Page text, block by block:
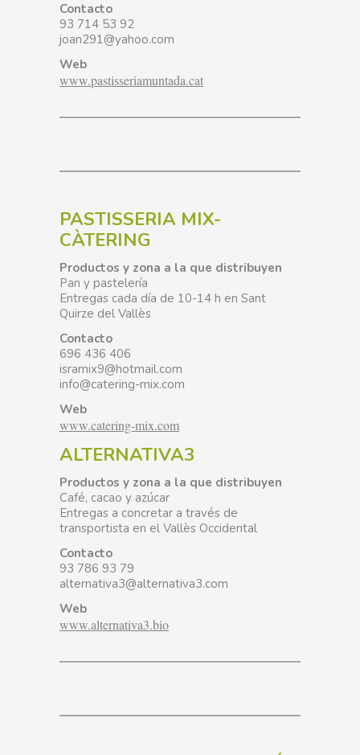
Contacto
93 714 53 92
joan291@yahoo.com
Web
www.pastisseriamuntada.cat
PASTISSERIA MIX-
CÀTERING
Productos y zona a la que distribuyen
Pan y pastelería
Entregas cada día de 10-14 h en Sant
Quirze del Vallès
Contacto
696 436 406
isramix9@hotmail.com
info@catering-mix.com
Web
www.catering-mix.com
ALTERNATIVA3
Productos y zona a la que distribuyen
Café, cacao y azúcar
Entregas a concretar a través de
transportista en el Vallès Occidental
Contacto
93 786 93 79
alternativa3@alternativa3.com
Web
www.alternativa3.bio